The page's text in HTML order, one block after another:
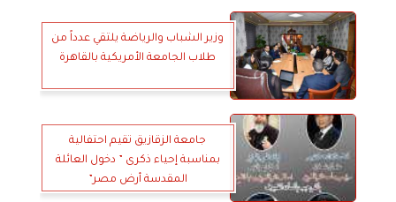
وزير الشباب والرياضة يلتقي عدداً من
طلاب الجامعة الأمريكية بالقاهرة
جامعة الزقازيق تقيم احتفالية
بمناسبة إحياء ذكرى ” دخول العائلة
المقدسة أرض مصر”